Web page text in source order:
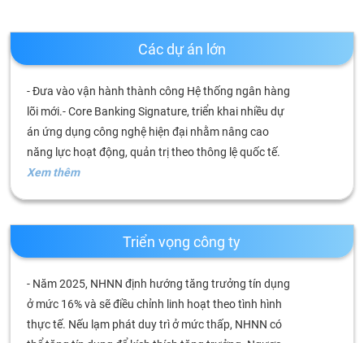
Các dự án lớn
- Đưa vào vận hành thành công Hệ thống ngân hàng
lõi mới.- Core Banking Signature, triển khai nhiều dự
án ứng dụng công nghệ hiện đại nhằm nâng cao
năng lực hoạt động, quản trị theo thông lệ quốc tế.
Xem thêm
Triển vọng công ty
- Năm 2025, NHNN định hướng tăng trưởng tín dụng
ở mức 16% và sẽ điều chỉnh linh hoạt theo tình hình
thực tế. Nếu lạm phát duy trì ở mức thấp, NHNN có
chính
Dữ
liệu